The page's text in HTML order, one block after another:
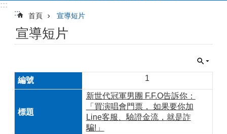
:::
:::
首頁 宣導短片
宣導短片
1
新世代冠軍男團 F.F.O告訴你：
「買演唱會門票， 如果要你加
Line客服、驗證金流，就是詐
騙!」